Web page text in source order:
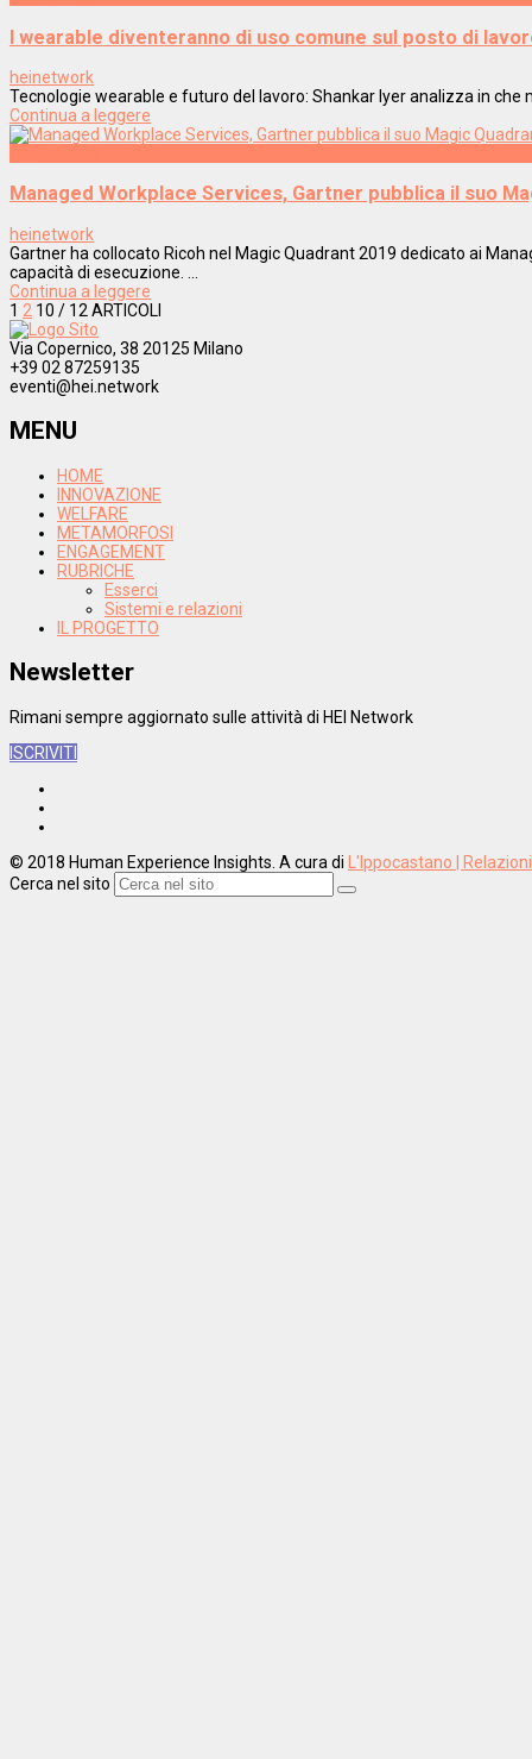
I wearable diventeranno di uso comune sul posto di
heinetwork
Tecnologie wearable e futuro del lavoro: Shankar Iyer analizza in
Continua a leggere
Managed Workplace Services, Gartner pubblica il suo
heinetwork
Gartner ha collocato Ricoh nel Magic Quadrant 2019 dedicato ai
capacità di esecuzione. ...
Continua a leggere
1 2 10 / 12 ARTICOLI
Via Copernico, 38 20125 Milano
+39 02 87259135
eventi@hei.network
MENU
HOME
INNOVAZIONE
WELFARE
METAMORFOSI
ENGAGEMENT
RUBRICHE
Esserci
Sistemi e relazioni
IL PROGETTO
Newsletter
Rimani sempre aggiornato sulle attività di HEI Network
ISCRIVITI
© 2018 Human Experience Insights. A cura di L'Ippocastano |
Cerca nel sito